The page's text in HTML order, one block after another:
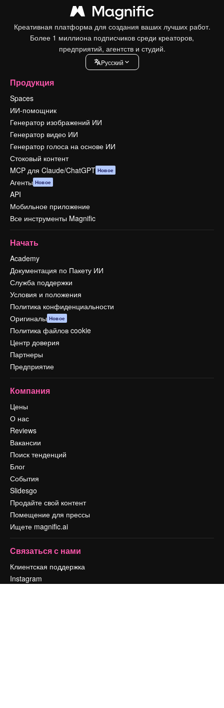
Креативная платформа для создания ваших лучших работ.
Более 1 миллиона подписчиков среди креаторов,
предприятий, агентств и студий.
Pусский
Продукция
Spaces
ИИ-помощник
Генератор изображений ИИ
Генератор видео ИИ
Генератор голоса на основе ИИ
Стоковый контент
MCP для Claude/ChatGPT Новое
Агенты Новое
API
Мобильное приложение
Все инструменты Magnific
Начать
Academy
Документация по Пакету ИИ
Служба поддержки
Условия и положения
Политика конфиденциальности
Оригиналы Новое
Политика файлов cookie
Центр доверия
Партнеры
Предприятие
Компания
Цены
О нас
Reviews
Вакансии
Поиск тенденций
Блог
События
Slidesgo
Продайте свой контент
Помещение для прессы
Ищете magnific.ai
Связаться с нами
Клиентская поддержка
Instagram